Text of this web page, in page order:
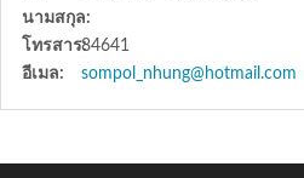
นามสกุล:
โทรสาร:84641
อีเมล:
sompol_nhung@hotmail.com